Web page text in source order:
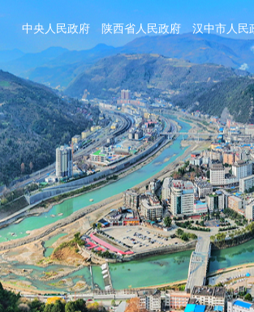
中央人民政府 陕西省人民政府 汉中市人民